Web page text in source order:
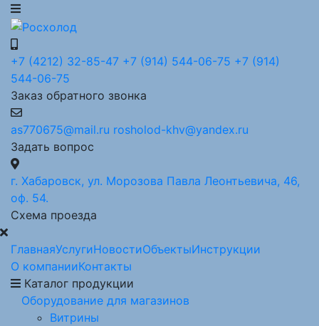
+7 (4212) 32-85-47 +7 (914) 544-06-75 +7 (914)
544-06-75
Заказ обратного звонка
as770675@mail.ru rosholod-khv@yandex.ru
Задать вопрос
г. Хабаровск, ул. Морозова Павла Леонтьевича, 46,
оф. 54.
Схема проезда
ГлавнаяУслугиНовостиОбъектыИнструкции
О компанииКонтакты
Каталог продукции
Оборудование для магазинов
Витрины